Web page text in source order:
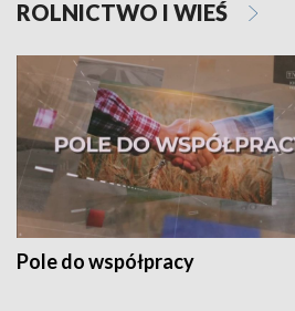
ROLNICTWO I WIEŚ
Pole do współpracy